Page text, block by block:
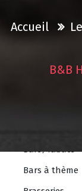
Autos écoles
Controles
Bars/Tabacs
Bars à thème
Accueil
B&B